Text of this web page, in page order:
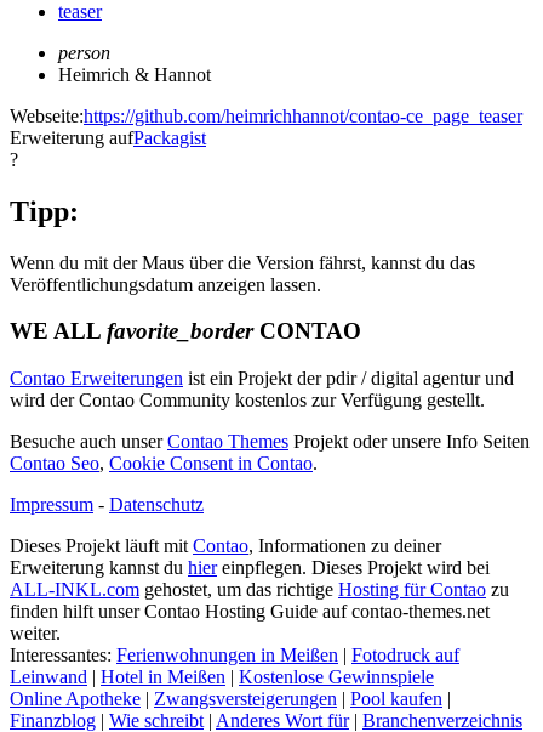
teaser
person
Heimrich & Hannot
Webseite:https://github.com/heimrichhannot/contao-ce_page_teaser
Erweiterung aufPackagist
?
Tipp:
Wenn du mit der Maus über die Version fährst, kannst du das
Veröffentlichungsdatum anzeigen lassen.
WE ALL favorite_borderCONTAO
Contao Erweiterungen ist ein Projekt der pdir / digital agentur und
wird der Contao Community kostenlos zur Verfügung gestellt.
Besuche auch unserContao Themes Projekt oder unsere Info Seiten
Contao Seo, Cookie Consent in Contao.
Impressum - Datenschutz
Dieses Projekt läuft mit Contao, Informationen zu deiner
Erweiterung kannst du hiereinpflegen. Dieses Projekt wird bei
ALL-INKL.com gehostet, um das richtige Hosting für Contao zu
finden hilft unser Contao Hosting Guide auf contao-themes.net
weiter.
Interessantes: Ferienwohnungen in Meißen | Fotodruck auf
Leinwand | Hotel in Meißen | Kostenlose Gewinnspiele
Online Apotheke | Zwangsversteigerungen | Pool kaufen |
Finanzblog | Wie schreibt | Anderes Wort für| Branchenverzeichnis